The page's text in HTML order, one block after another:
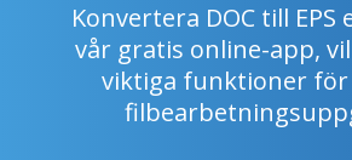
Konvertera DOC till EPS
vår gratis online-app,
viktiga funktioner för